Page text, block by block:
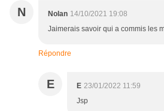
N Nolan 14/10/2021 19:08
Jaimerais savoir qui a commis les
Répondre
E E 23/01/2022 11:59
Jsp